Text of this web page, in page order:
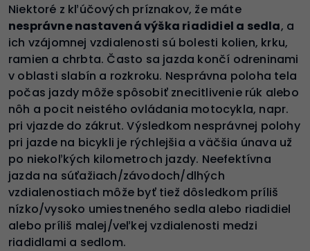
Niektoré z kľúčových príznakov, že máte
nesprávne nastavená výška riadidiel a sedla, a
ich vzájomnej vzdialenosti sú bolesti kolien, krku,
ramien a chrbta. Často sa jazda končí odreninami
v oblasti slabín a rozkroku. Nesprávna poloha tela
počas jazdy môže spôsobiť znecitlivenie rúk alebo
nôh a pocit neistého ovládania motocykla, napr.
pri vjazde do zákrut. Výsledkom nesprávnej polohy
pri jazde na bicykli je rýchlejšia a väčšia únava už
po niekoľkých kilometroch jazdy. Neefektívna
jazda na súťažiach/závodoch/dlhých
vzdialenostiach môže byť tiež dôsledkom príliš
nízko/vysoko umiestneného sedla alebo riadidiel
alebo príliš malej/veľkej vzdialenosti medzi
riadidlami a sedlom.